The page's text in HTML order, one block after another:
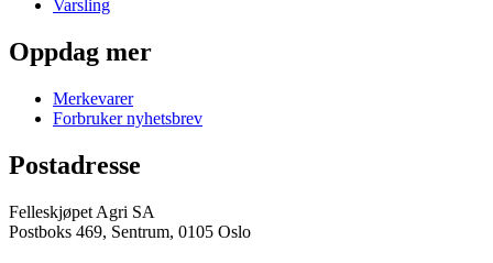
Varsling
Oppdag mer
Merkevarer
Forbruker nyhetsbrev
Postadresse
Felleskjøpet Agri SA
Postboks 469, Sentrum, 0105 Oslo